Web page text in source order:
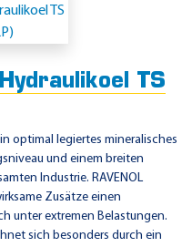
TS
optimal legiertes mineralisches
und einem breiten
Industrie. RAVENOL
Zusätze einen
unter extremen Belastungen.
sich besonders durch ein